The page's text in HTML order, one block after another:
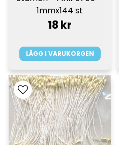
1mmx144 st
18 kr
LÄGG I VARUKORGEN